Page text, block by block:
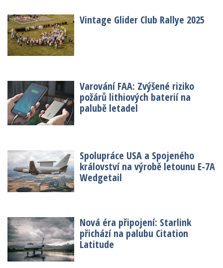
Vintage Glider Club Rallye 2025
Varování FAA: Zvýšené riziko
požárů lithiových baterií na
palubě letadel
Spolupráce USA a Spojeného
království na výrobě letounu E-7A
Wedgetail
Nová éra připojení: Starlink
přichází na palubu Citation
Latitude